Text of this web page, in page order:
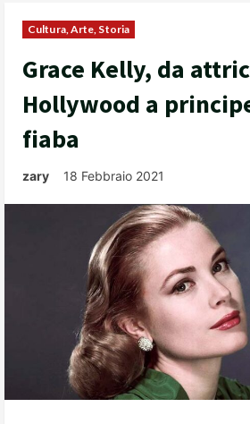
Cultura, Arte, Storia
Grace Kelly, da
Hollywood a
fiaba
zary 18 Febbraio 2021